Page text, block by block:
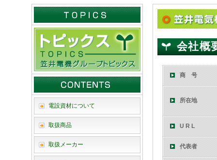
会社概
商 号
所在地
U R L
代表者
電設資材について
取扱商品
取扱メーカー